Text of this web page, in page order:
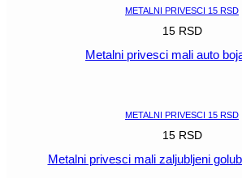
METALNI PRIVESCI 15 RSD
15 RSD
Metalni privesci mali auto
METALNI PRIVESCI 15 RSD
15 RSD
Metalni privesci mali zaljubljeni